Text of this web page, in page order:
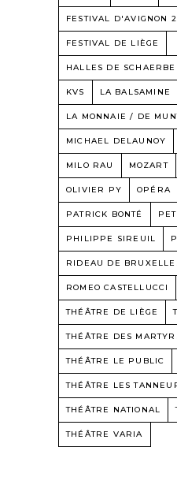
FESTIVAL D'AVIGNON
FESTIVAL DE LIÈGE
HALLES DE
KVS LA BALSAMINE
LA MONNAIE / DE
MICHAEL DELAUNOY
MILO RAU MOZART
OLIVIER PY OPÉRA
PATRICK BONTÉ
PHILIPPE SIREUIL
RIDEAU DE
ROMEO CASTELLUCCI
THÉÂTRE DE LIÈGE
THÉÂTRE DES
THÉÂTRE LE PUBLIC
THÉÂTRE LES
THÉÂTRE NATIONAL
THÉÂTRE VARIA